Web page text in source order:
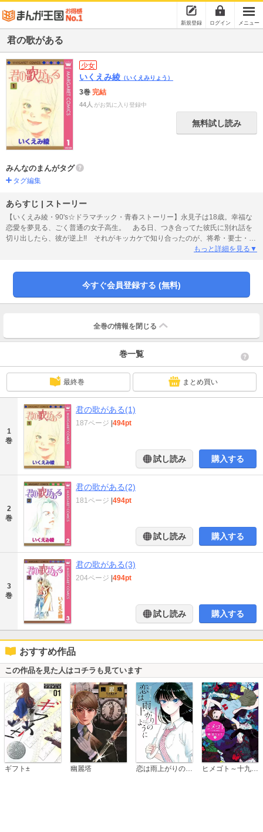
新規登録 ログイン メニュー
君の歌がある
少女
いくえみ綾 （いくえみりょう）
3巻 完結
44人 がお気に入り登録中
無料試し読み
みんなのまんがタグ
タグ編集
あらすじ | ストーリー
【いくえみ綾・90's☆ドラマチック・青春ストーリー】永見子は18歳。幸福な
恋愛を夢見る、ごく普通の女子高生。 ある日、つき合ってた彼氏に別れ話を
切り出したら、彼が逆上!! それがキッカケで知り合ったのが、将希・要士・賀
句の、可児田３兄弟。次男の要士と付き合い始めたのはいいが――永見子の運
もっと詳細を見る▼
今すぐ会員登録する (無料)
全巻の情報を 閉じる
巻一覧
最終巻 まとめ買い
1
巻
君の歌がある(1)
187ページ 494pt
試し読み 購入する
2
巻
君の歌がある(2)
181ページ 494pt
試し読み 購入する
3
巻
君の歌がある(3)
204ページ 494pt
試し読み 購入する
おすすめ作品
この作品を見た人はコチラも見ています
ギフト± 幽麗塔 恋は雨上がりのように ヒメゴト～十九歳の制服～